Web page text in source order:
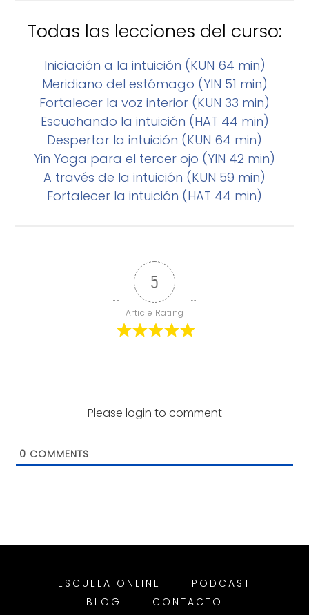
Todas las lecciones del curso:
Iniciación a la intuición (KUN 64 min)
Meridiano del estómago (YIN 51 min)
Fortalecer la voz interior (KUN 33 min)
Escuchando la intuición (HAT 44 min)
Despertar la intuición (KUN 64 min)
Yin Yoga para el tercer ojo (YIN 42 min)
A través de la intuición (KUN 59 min)
Fortalecer la intuición (HAT 44 min)
5
Article Rating
Please login to comment
0 COMMENTS
ESCUELA ONLINE
PODCAST
BLOG
CONTACTO